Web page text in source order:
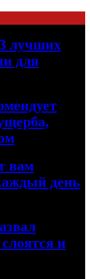
лучших
для
вам
день
и